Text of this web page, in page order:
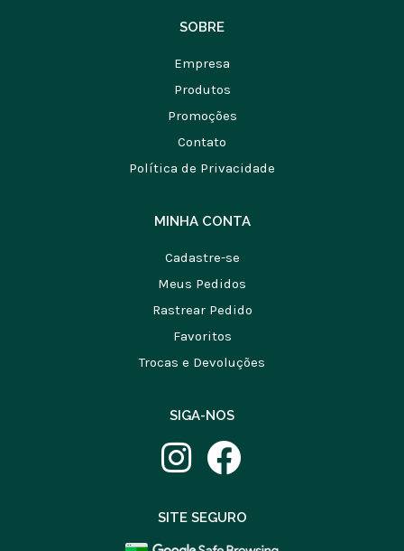
SOBRE
Empresa
Produtos
Promoções
Contato
Política de Privacidade
MINHA CONTA
Cadastre-se
Meus Pedidos
Rastrear Pedido
Favoritos
Trocas e Devoluções
SIGA-NOS
SITE SEGURO